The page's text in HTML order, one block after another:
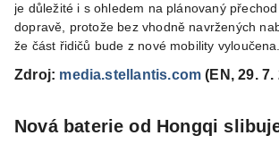
je důležité i s ohledem na plánovaný
dopravě, protože bez vhodně navržených
že část řidičů bude z nové mobility vyloučena.
Zdroj: media.stellantis.com (EN, 29. 7.
Nová baterie od Hongqi